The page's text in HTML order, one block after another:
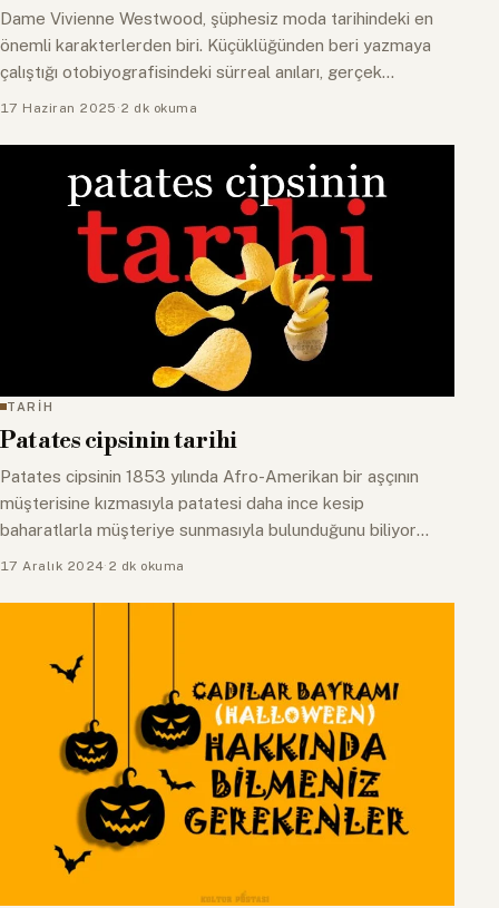
Dame Vivienne Westwood, şüphesiz moda tarihindeki en
önemli karakterlerden biri. Küçüklüğünden beri yazmaya
çalıştığı otobiyografisindeki sürreal anıları, gerçek
17 Haziran 2025 ·2 dk okuma
TARİH
Patates cipsinin tarihi
Patates cipsinin 1853 yılında Afro-Amerikan bir aşçının
müşterisine kızmasıyla patatesi daha ince kesip
baharatlarla müşteriye sunmasıyla bulunduğunu biliyor
17 Aralık 2024· 2 dk okuma